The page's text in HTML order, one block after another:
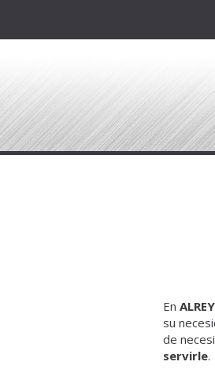
En
su
de
servirle.